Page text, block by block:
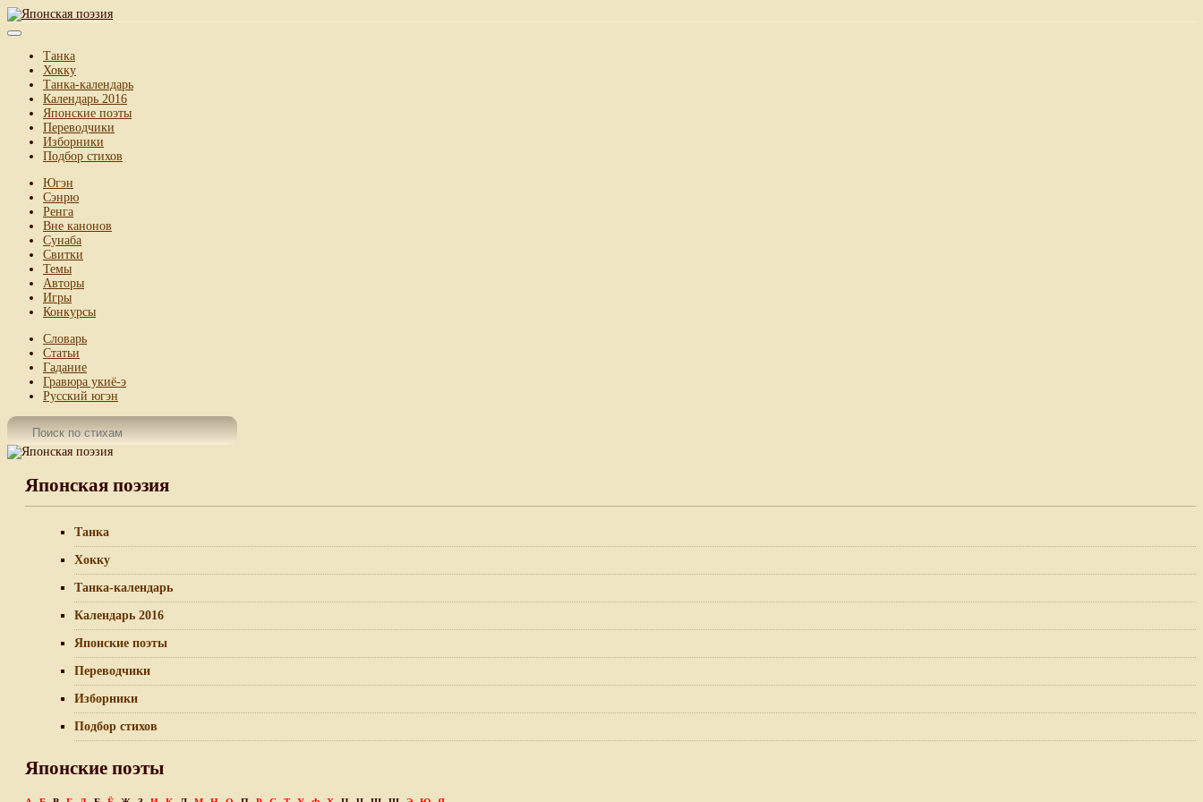
Танка
Хокку
Танка-календарь
Календарь 2016
Японские поэты
Переводчики
Изборники
Подбор стихов
Югэн
Сэнрю
Ренга
Вне канонов
Сунаба
Свитки
Темы
Авторы
Игры
Конкурсы
Словарь
Статьи
Гадание
Гравюра укиё-э
Русский югэн
Японская поэзия
Танка
Хокку
Танка-календарь
Календарь 2016
Японские поэты
Переводчики
Изборники
Подбор стихов
Японские поэты